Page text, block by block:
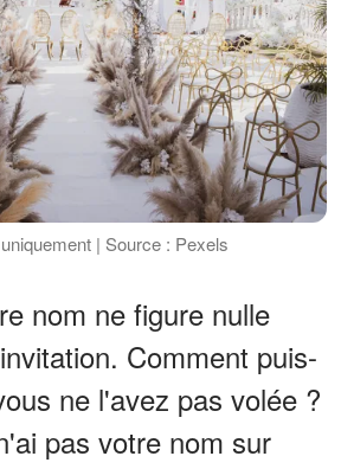
| Source : Pexels
nom ne figure nulle
Comment puis-
ne l'avez pas volée ?
pas votre nom sur